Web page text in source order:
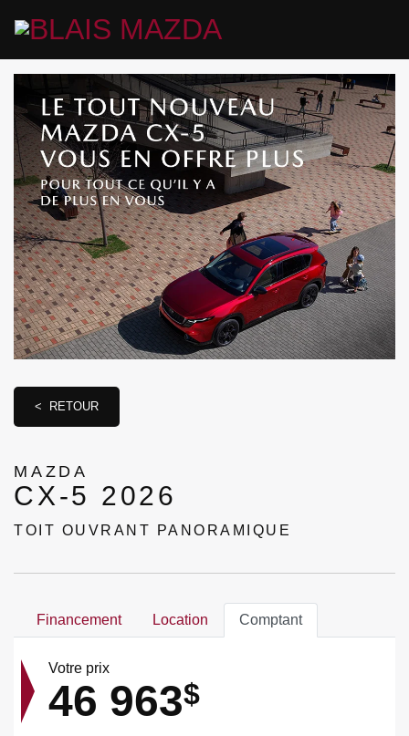
< RETOUR
MAZDA
CX-5 2026
TOIT OUVRANT PANORAMIQUE
Financement Location Comptant
Votre prix
46 963$